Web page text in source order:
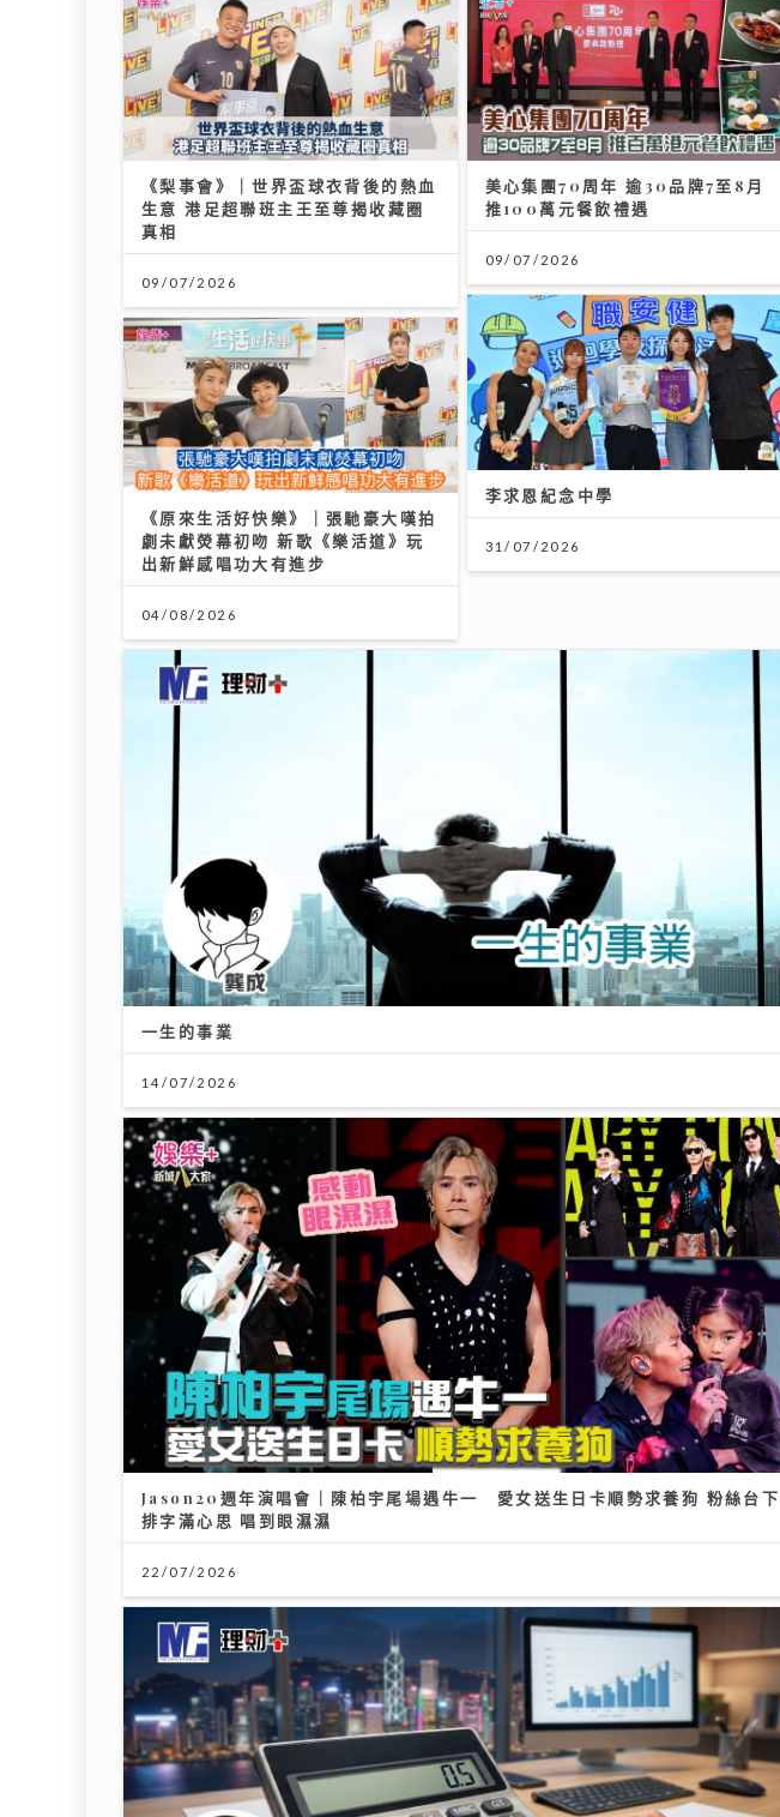
《梨事會》｜世界盃球衣背後的熱血
生意 港足超聯班主王至尊揭收藏圈
真相
09/07/2026
美心集團70周年 逾30品牌7至8月
推100萬元餐飲禮遇
09/07/2026
李求恩紀念中學
31/07/2026
《原來生活好快樂》｜張馳豪大嘆拍
劇未獻熒幕初吻 新歌《樂活道》玩
出新鮮感唱功大有進步
04/08/2026
一生的事業
14/07/2026
Jason20週年演唱會｜陳柏宇尾場遇牛一 愛女送生日卡順勢求養狗 粉絲台下
排字滿心思 唱到眼濕濕
22/07/2026